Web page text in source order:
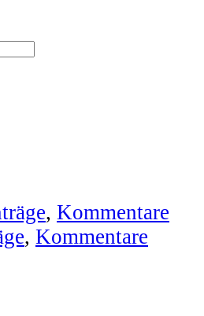
, Kommentare
, Kommentare